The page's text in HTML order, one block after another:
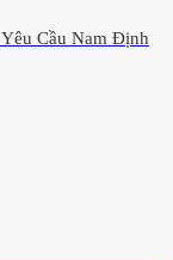
Cầu Nam Định